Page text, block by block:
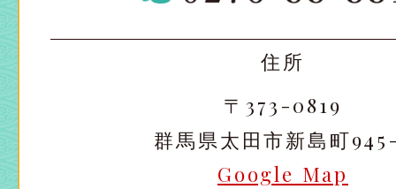
住所
〒373-0819
群馬県太田市新島町
Google Map